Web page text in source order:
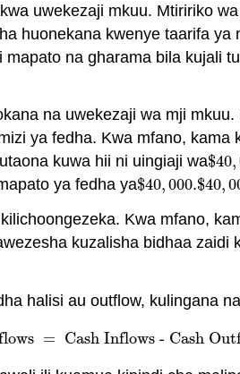
uwekezaji mkuu. Mtiririko
huonekana kwenye taarifa
na gharama bila kujali
na uwekezaji wa mji
ya fedha. Kwa mfano,
kuwa hii ni uingiaji wa$40,
$40,
ya fedha ya$40,000
$40, 000.$40,
$40,
Kwa mfano,
kuzalisha bidhaa
halisi au outflow, kulingana
= Cash Inflows - Cash
flows=Cash Inflows - Cash